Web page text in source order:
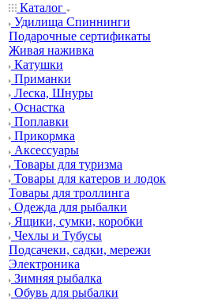
Каталог
Удилища Спиннинги
Подарочные сертификаты
Живая наживка
Катушки
Приманки
Леска, Шнуры
Оснастка
Поплавки
Прикормка
Аксессуары
Товары для туризма
Товары для катеров и лодок
Товары для троллинга
Одежда для рыбалки
Ящики, сумки, коробки
Чехлы и Тубусы
Подсачеки, садки, мережи
Электроника
Зимняя рыбалка
Обувь для рыбалки